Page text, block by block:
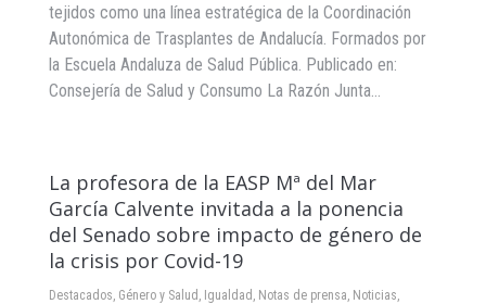
tejidos como una línea estratégica de la Coordinación
Autonómica de Trasplantes de Andalucía. Formados por
la Escuela Andaluza de Salud Pública. Publicado en:
Consejería de Salud y Consumo La Razón Junta…
La profesora de la EASP Mª del Mar
García Calvente invitada a la ponencia
del Senado sobre impacto de género de
la crisis por Covid-19
Destacados, Género y Salud , Igualdad , Notas de prensa, Noticias,